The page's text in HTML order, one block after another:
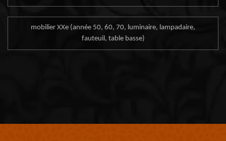
mobilier XXe (année 50, 60, 70, luminaire, lampadaire,
fauteuil, table basse)